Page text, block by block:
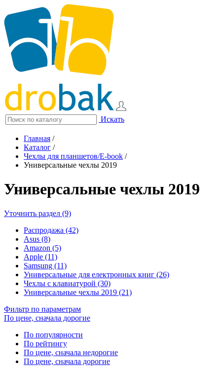
Искать
Главная /
Каталог /
Чехлы для планшетов/E-book /
Универсальные чехлы 2019
Универсальные чехлы 2019
Уточнить раздел (9)
Распродажа (42)
Asus (8)
Amazon (5)
Apple (11)
Samsung (11)
Универсальные для електронных книг (26)
Чехлы с клавиатурой (30)
Универсальные чехлы 2019 (21)
Фильтр по параметрам
По цене, сначала дорогие
По популярности
По рейтингу
По цене, сначала недорогие
По цене, сначала дорогие